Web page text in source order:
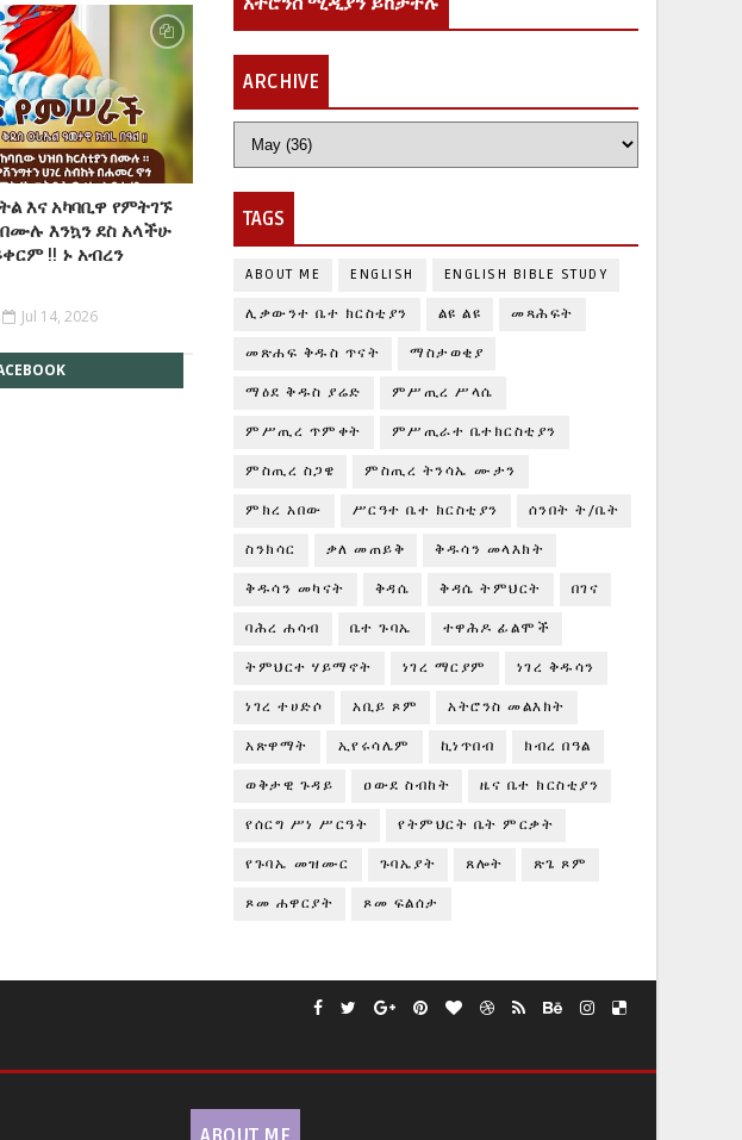
እና አካባቢዋ የምትገኙ
እንኳን ደስ አላችሁ
!! ኑ አብረን
Jul 14, 2026
ARCHIVE
TAGS
ABOUT ME ENGLISH ENGLISH BIBLE STUDY
ሊቃውንተ ቤተ ክርስቲያን ልዩ ልዩ መጻሕፍት
መጽሐፍ ቅዱስ ጥናት ማስታወቂያ
ማዕደ ቅዱስ ያሬድ ምሥጢረ ሥላሴ
ምሥጢረ ጥምቀት ምሥጢራተ ቤተክርስቲያን
ምስጢረ ስጋዌ ምስጢረ ትንሳኤ ሙታን
ምክረ አበው ሥርዓተ ቤተ ክርስቲያን ሰንበት ት/ቤት
ስንክሳር ቃለ መጠይቅ ቅዱሳን መላእክት
ቅዱሳን መካናት ቅዳሴ ቅዳሴ ትምህርት በገና
ባሕረ ሐሳብ ቤተ ጉባኤ ተዋሕዶ ፊልሞች
ትምህርተ ሃይማኖት ነገረ ማርያም ነገረ ቅዱሳን
ነገረ ተሀድሶ አቢይ ጾም አትሮንስ መልእክት
አጽዋማት ኢየሩሳሌም ኪነጥበብ ክብረ በዓል
ወቅታዊ ጉዳይ ዐውደ ስብከት ዜና ቤተ ክርስቲያን
የሰርግ ሥነ ሥርዓት የትምህርት ቤት ምርቃት
የጉባኤ መዝሙር ጉባኤያት ጸሎት ጽጌ ጾም
ጾመ ሐዋርያት ጾመ ፍልሰታ